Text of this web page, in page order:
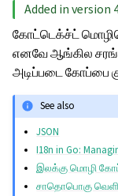
Added in version
கோட்டெக்ச்ட்
எனவே ஆங்கில
அடிப்படை கோப்பை
See also
JSON
I18n in Go:
இலக்கு மொழி
சாதொபொகு